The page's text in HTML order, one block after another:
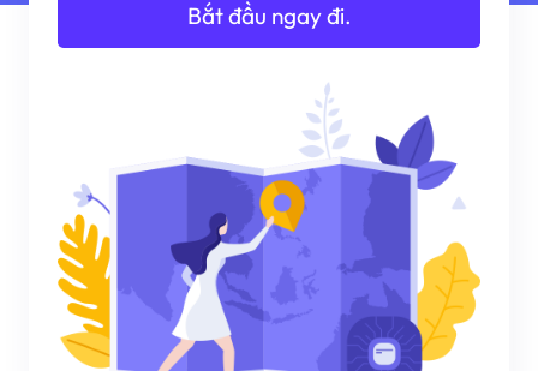
Bắt đầu ngay đi.